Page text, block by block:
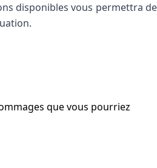
disponibles vous permettra de
que vous pourriez